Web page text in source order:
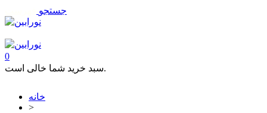
جستجو
0
سبد خرید شما خالی است.
خانه
>